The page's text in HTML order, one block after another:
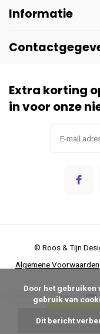
Informatie
Extra korting
in voor onze
Algemene Voorwaarden
© Roos & Tijn
gebruik van
Dit bericht